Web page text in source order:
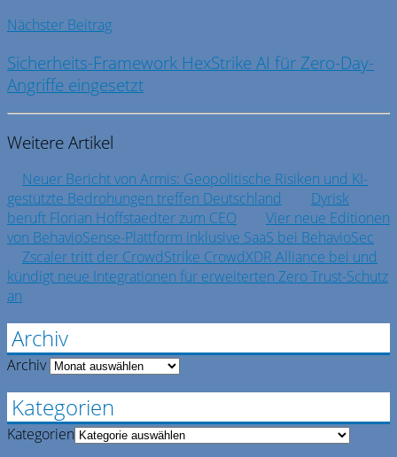
Nächster Beitrag
Sicherheits-Framework HexStrike AI für Zero-Day-
Angriffe eingesetzt
Weitere Artikel
Neuer Bericht von Armis: Geopolitische Risiken und KI-
gestützte Bedrohungen treffen Deutschland
Dyrisk
beruft Florian Hoffstaedter zum CEO
Vier neue Editionen
von BehavioSense-Plattform inklusive SaaS bei BehavioSec
Zscaler tritt der CrowdStrike CrowdXDR Alliance bei und
kündigt neue Integrationen für erweiterten Zero Trust-Schutz
an
Archiv
Archiv
Kategorien
Kategorien